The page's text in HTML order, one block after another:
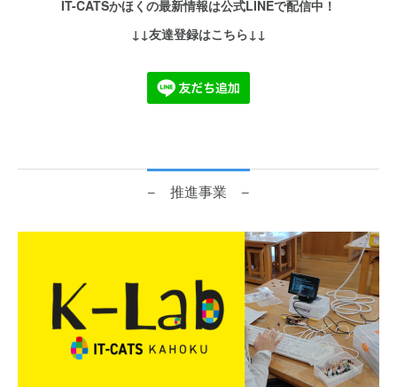
IT-CATSかほくの最新情報は公式LINEで配信中！
↓↓友達登録はこちら↓↓
− 推進事業 −